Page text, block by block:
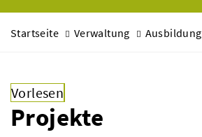
Startseite Verwaltung Ausbildung
Vorlesen
Projekte